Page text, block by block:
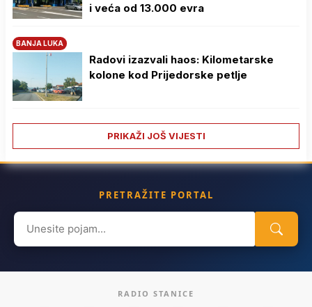
i veća od 13.000 evra
BANJA LUKA
Radovi izazvali haos: Kilometarske
kolone kod Prijedorske petlje
PRIKAŽI JOŠ VIJESTI
PRETRAŽITE PORTAL
Search
for:
RADIO STANICE